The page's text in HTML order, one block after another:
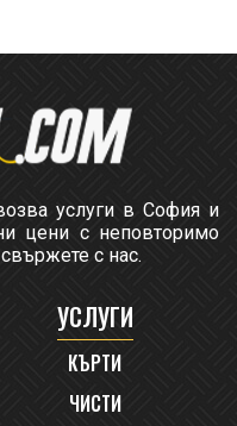
услуги в София и
цени с неповторимо
с нас.
УСЛУГИ
КЪРТИ
ЧИСТИ